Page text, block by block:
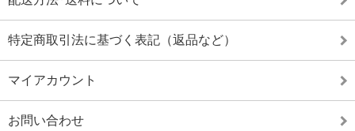
特定商取引法に基づく表記（返品など）
マイアカウント
お問い合わせ